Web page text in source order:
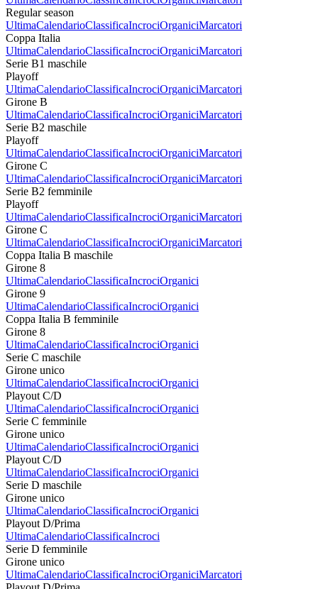
Regular season
UltimaCalendarioClassificaIncrociOrganiciMarcatori
Coppa Italia
UltimaCalendarioClassificaIncrociOrganiciMarcatori
Serie B1 maschile
Playoff
UltimaCalendarioClassificaIncrociOrganiciMarcatori
Girone B
UltimaCalendarioClassificaIncrociOrganiciMarcatori
Serie B2 maschile
Playoff
UltimaCalendarioClassificaIncrociOrganiciMarcatori
Girone C
UltimaCalendarioClassificaIncrociOrganiciMarcatori
Serie B2 femminile
Playoff
UltimaCalendarioClassificaIncrociOrganiciMarcatori
Girone C
UltimaCalendarioClassificaIncrociOrganiciMarcatori
Coppa Italia B maschile
Girone 8
UltimaCalendarioClassificaIncrociOrganici
Girone 9
UltimaCalendarioClassificaIncrociOrganici
Coppa Italia B femminile
Girone 8
UltimaCalendarioClassificaIncrociOrganici
Serie C maschile
Girone unico
UltimaCalendarioClassificaIncrociOrganici
Playout C/D
UltimaCalendarioClassificaIncrociOrganici
Serie C femminile
Girone unico
UltimaCalendarioClassificaIncrociOrganici
Playout C/D
UltimaCalendarioClassificaIncrociOrganici
Serie D maschile
Girone unico
UltimaCalendarioClassificaIncrociOrganici
Playout D/Prima
UltimaCalendarioClassificaIncroci
Serie D femminile
Girone unico
UltimaCalendarioClassificaIncrociOrganiciMarcatori